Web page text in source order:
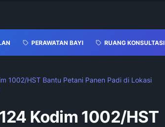
PERAWATAN BAYI RUANG KONSULTASI
1002/HST Bantu Petani Panen Padi di Lokasi
Kodim 1002/HST